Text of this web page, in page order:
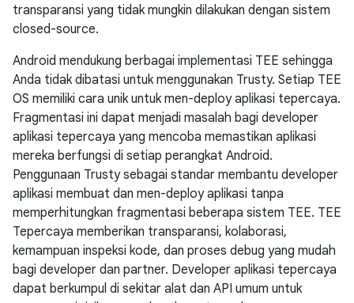
transparansi yang tidak mungkin dilakukan dengan sistem
closed-source.
Android mendukung berbagai implementasi TEE sehingga
Anda tidak dibatasi untuk menggunakan Trusty. Setiap TEE
OS memiliki cara unik untuk men-deploy aplikasi tepercaya.
Fragmentasi ini dapat menjadi masalah bagi developer
aplikasi tepercaya yang mencoba memastikan aplikasi
mereka berfungsi di setiap perangkat Android.
Penggunaan Trusty sebagai standar membantu developer
aplikasi membuat dan men-deploy aplikasi tanpa
memperhitungkan fragmentasi beberapa sistem TEE. TEE
Tepercaya memberikan transparansi, kolaborasi,
kemampuan inspeksi kode, dan proses debug yang mudah
bagi developer dan partner. Developer aplikasi tepercaya
dapat berkumpul di sekitar alat dan API umum untuk